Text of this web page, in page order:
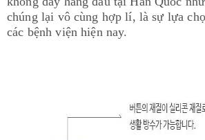
chúng lại vô cùng hợp lí, là sự lựa
các bệnh viện hiện nay.